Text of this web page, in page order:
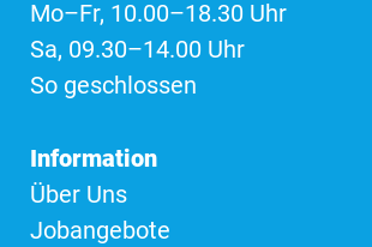
Mo–Fr, 10.00–18.30 Uhr
Sa, 09.30–14.00 Uhr
So geschlossen
Information
Über Uns
Jobangebote